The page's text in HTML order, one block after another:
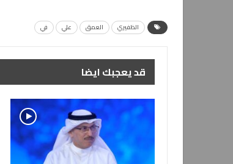
الظفيري العمق علي في
قد يعجبك ايضا